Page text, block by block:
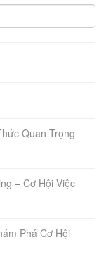
Quan Trọng
– Cơ Hội Việc
Phá Cơ Hội